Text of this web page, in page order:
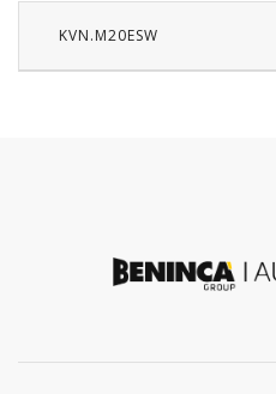
KVN.M20ESW